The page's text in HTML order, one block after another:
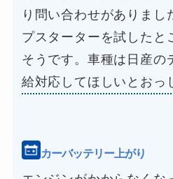
り問い合わせがありまし
プスターターを試したと
そうです。車種は日産の
給対応してほしいとおっ
カーバッテリー上がり